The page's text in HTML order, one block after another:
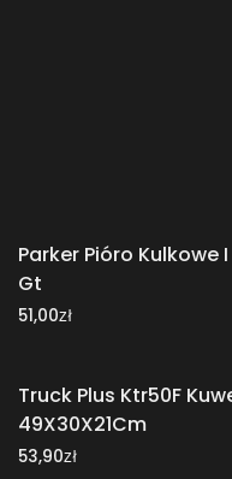
Parker Pióro Kulkowe
Gt
51,00zł
Truck Plus Ktr50F
49X30X21Cm
53,90zł